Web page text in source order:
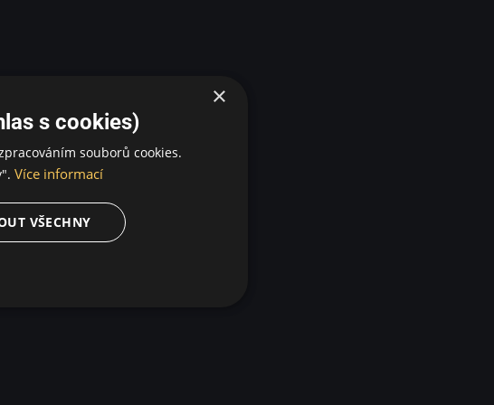
×
s cookies)
souborů cookies.
Více informací
VŠECHNY